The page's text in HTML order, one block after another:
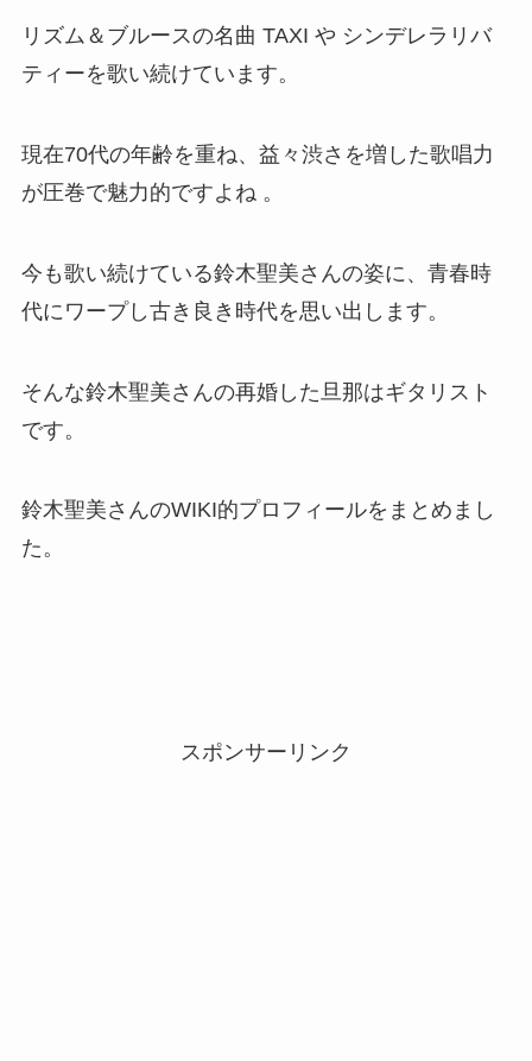
リズム＆ブルースの名曲 TAXI や シンデレラリバ
ティーを歌い続けています。
現在70代の年齢を重ね、益々渋さを増した歌唱力
が圧巻で魅力的ですよね 。
今も歌い続けている鈴木聖美さんの姿に、青春時
代にワープし古き良き時代を思い出します。
そんな鈴木聖美さんの再婚した旦那はギタリスト
です。
鈴木聖美さんのWIKI的プロフィールをまとめまし
た。
スポンサーリンク